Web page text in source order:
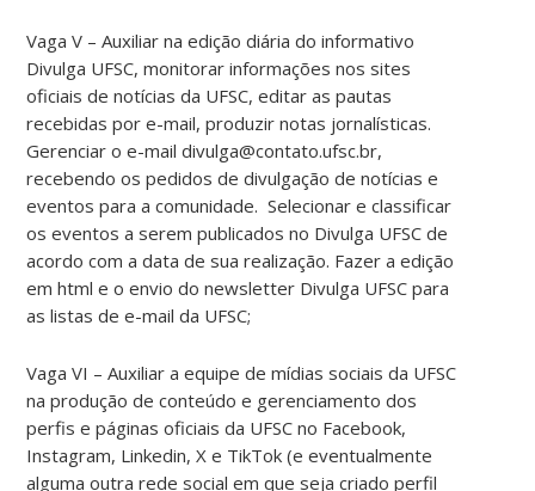
Vaga V – Auxiliar na edição diária do informativo
Divulga UFSC, monitorar informações nos sites
oficiais de notícias da UFSC, editar as pautas
recebidas por e-mail, produzir notas jornalísticas.
Gerenciar o e-mail divulga@contato.ufsc.br,
recebendo os pedidos de divulgação de notícias e
eventos para a comunidade. Selecionar e classificar
os eventos a serem publicados no Divulga UFSC de
acordo com a data de sua realização. Fazer a edição
em html e o envio do newsletter Divulga UFSC para
as listas de e-mail da UFSC;
Vaga VI – Auxiliar a equipe de mídias sociais da UFSC
na produção de conteúdo e gerenciamento dos
perfis e páginas oficiais da UFSC no Facebook,
Instagram, Linkedin, X e TikTok (e eventualmente
alguma outra rede social em que seja criado perfil